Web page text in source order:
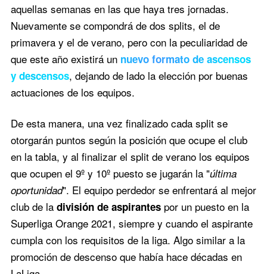
aquellas semanas en las que haya tres jornadas.
Nuevamente se compondrá de dos splits, el de
primavera y el de verano, pero con la peculiaridad de
que este año existirá un nuevo formato de ascensos
y descensos, dejando de lado la elección por buenas
actuaciones de los equipos.
De esta manera, una vez finalizado cada split se
otorgarán puntos según la posición que ocupe el club
en la tabla, y al finalizar el split de verano los equipos
que ocupen el 9º y 10º puesto se jugarán la "última
oportunidad". El equipo perdedor se enfrentará al mejor
club de la división de aspirantespor un puesto en la
Superliga Orange 2021, siempre y cuando el aspirante
cumpla con los requisitos de la liga. Algo similar a la
promoción de descenso que había hace décadas en